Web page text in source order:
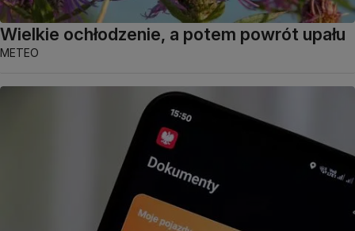
Wielkie ochłodzenie, a potem powrót upału
METEO